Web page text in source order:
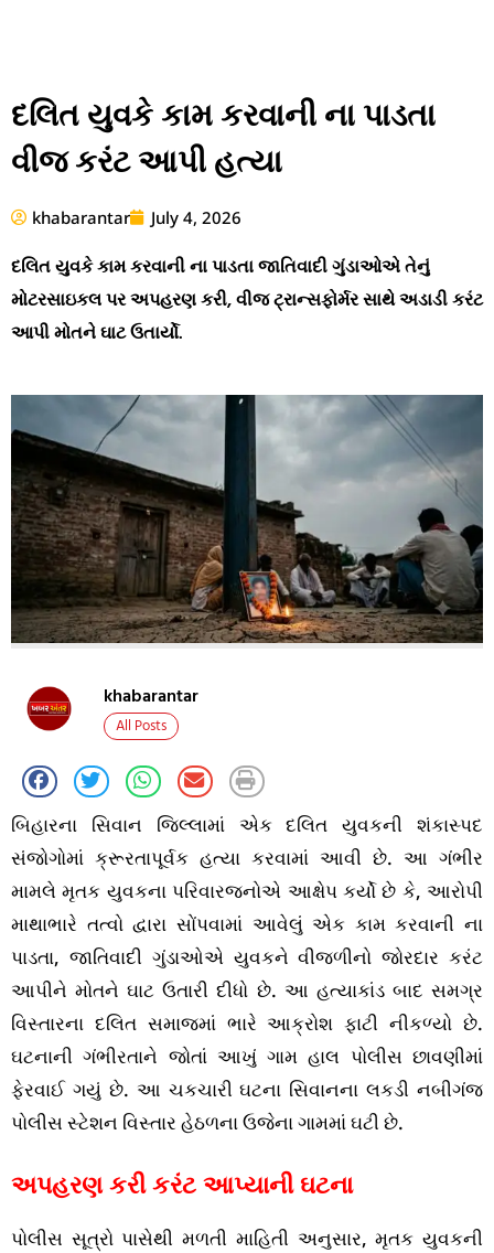
દલિત યુવકે કામ કરવાની ના પાડતા
વીજ કરંટ આપી હત્યા
khabarantar July 4, 2026
દલિત યુવકે કામ કરવાની ના પાડતા જાતિવાદી ગુંડાઓએ તેનું
મોટરસાઇકલ પર અપહરણ કરી, વીજ ટ્રાન્સફોર્મર સાથે અડાડી કરંટ
આપી મોતને ઘાટ ઉતાર્યો.
khabarantar
All Posts
બિહારના સિવાન જિલ્લામાં એક દલિત યુવકની શંકાસ્પદ
સંજોગોમાં ક્રૂરતાપૂર્વક હત્યા કરવામાં આવી છે. આ ગંભીર
મામલે મૃતક યુવકના પરિવારજનોએ આક્ષેપ કર્યો છે કે, આરોપી
માથાભારે તત્વો દ્વારા સોંપવામાં આવેલું એક કામ કરવાની ના
પાડતા, જાતિવાદી ગુંડાઓએ યુવકને વીજળીનો જોરદાર કરંટ
આપીને મોતને ઘાટ ઉતારી દીધો છે. આ હત્યાકાંડ બાદ સમગ્ર
વિસ્તારના દલિત સમાજમાં ભારે આક્રોશ ફાટી નીકળ્યો છે.
ઘટનાની ગંભીરતાને જોતાં આખું ગામ હાલ પોલીસ છાવણીમાં
ફેરવાઈ ગયું છે. આ ચકચારી ઘટના સિવાનના લકડી નબીગંજ
પોલીસ સ્ટેશન વિસ્તાર હેઠળના ઉજેના ગામમાં ઘટી છે.
અપહરણ કરી કરંટ આપ્યાની ઘટના
પોલીસ સૂત્રો પાસેથી મળતી માહિતી અનુસાર, મૃતક યુવકની